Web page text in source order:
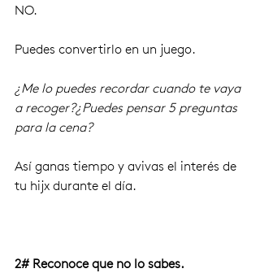
NO.
Puedes convertirlo en un juego.
¿Me lo puedes recordar cuando te vaya
a recoger?¿Puedes pensar 5 preguntas
para la cena?
Así ganas tiempo y avivas el interés de
tu hijx durante el día.
2# Reconoce que no lo sabes.